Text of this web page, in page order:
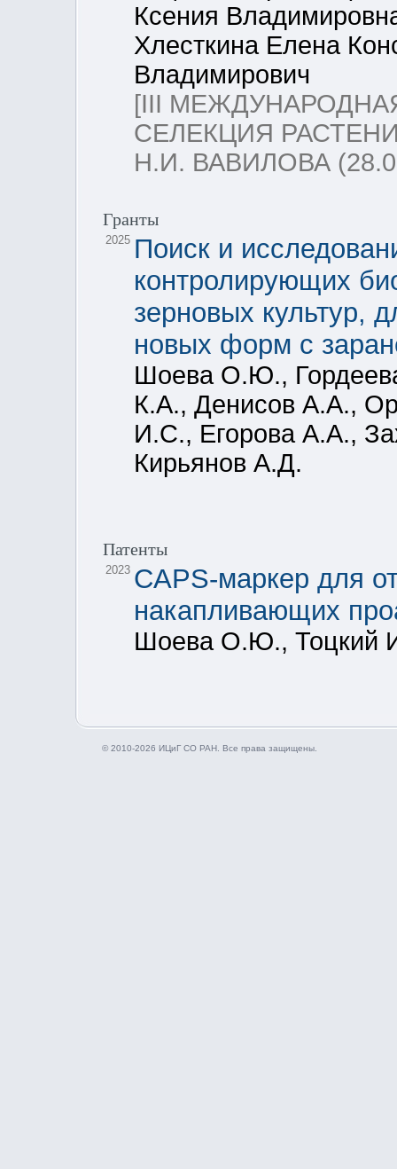
Ксения
Хлесткина Елена
Владимирович
[III
СЕЛЕКЦИЯ
Н.И. ВАВИЛОВА
Гранты
2025 Поиск и
контролирующих
зерновых культур,
новых форм с
Шоева О.Ю.,
К.А., Денисов А.А.,
И.С., Егорова А.А.,
Кирьянов А.Д.
Патенты
2023 CAPS-маркер для
накапливающих
Шоева О.Ю., Тоцкий
© 2010-2026 ИЦиГ СО РАН. Все права защищены.